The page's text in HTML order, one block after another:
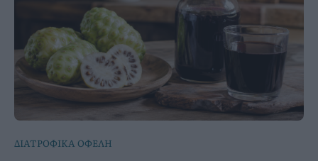
ΔΙΑΤΡΟΦΙΚΑ ΟΦΕΛΗ